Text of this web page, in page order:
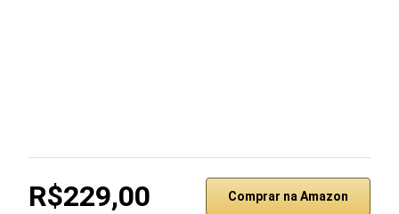
R$229,00 Comprar na Amazon